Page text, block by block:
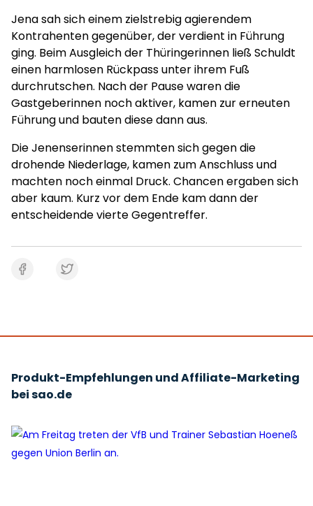
Jena sah sich einem zielstrebig agierendem
Kontrahenten gegenüber, der verdient in Führung
ging. Beim Ausgleich der Thüringerinnen ließ Schuldt
einen harmlosen Rückpass unter ihrem Fuß
durchrutschen. Nach der Pause waren die
Gastgeberinnen noch aktiver, kamen zur erneuten
Führung und bauten diese dann aus.
Die Jenenserinnen stemmten sich gegen die
drohende Niederlage, kamen zum Anschluss und
machten noch einmal Druck. Chancen ergaben sich
aber kaum. Kurz vor dem Ende kam dann der
entscheidende vierte Gegentreffer.
Produkt-Empfehlungen und Affiliate-Marketing
bei sao.de